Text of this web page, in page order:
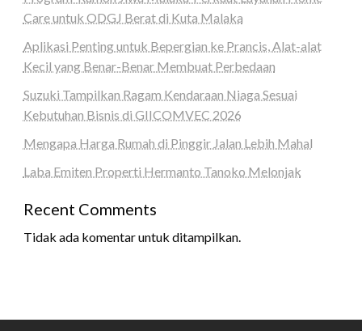
Care untuk ODGJ Berat di Kuta Malaka
Aplikasi Penting untuk Bepergian ke Prancis, Alat-alat
Kecil yang Benar-Benar Membuat Perbedaan
Suzuki Tampilkan Ragam Kendaraan Niaga Sesuai
Kebutuhan Bisnis di GIICOMVEC 2026
Mengapa Harga Rumah di Pinggir Jalan Lebih Mahal
Laba Emiten Properti Hermanto Tanoko Melonjak
Recent Comments
Tidak ada komentar untuk ditampilkan.